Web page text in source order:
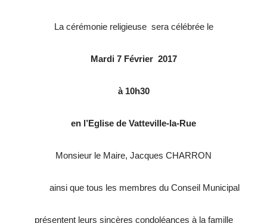
La cérémonie religieuse sera célébrée le
Mardi 7 Février 2017
à 10h30
en l’Eglise de Vatteville-la-Rue
Monsieur le Maire, Jacques CHARRON
ainsi que tous les membres du Conseil Municipal
présentent leurs sincères condoléances à la famille